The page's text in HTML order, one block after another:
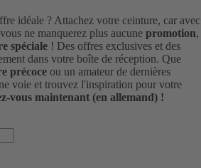
idéale ? Attachez votre ceinture, car avec
ne manquerez plus aucune promotion,
spéciale ! Des offres exclusives et des
dans votre boîte de réception. Que
précoce ou un amateur de dernières
voie et trouvez l'inspiration pour votre
vous maintenant (en allemand) !